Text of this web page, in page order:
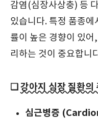
감염(심장사상충) 등
있습니다. 특정 품종
률이 높은 경향이 있
리하는 것이 중요합니
❑강아지 심장 질환의
심근병증